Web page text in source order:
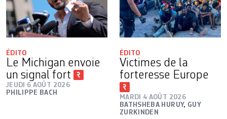
ÉDITO
Le Michigan envoie
un signal fort
JEUDI 6 AOÛT 2026
PHILIPPE BACH
ÉDITO
Victimes de la
forteresse Europe
MARDI 4 AOÛT 2026
BATHSHEBA HURUY, GUY
ZURKINDEN